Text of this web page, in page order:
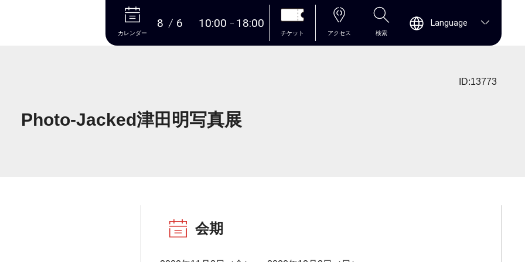
本文へ
カレンダー
8 6 10:00 18:00
チケット アクセス 検索
Language
ID:13773
Photo-Jacked津田明写真展
会期